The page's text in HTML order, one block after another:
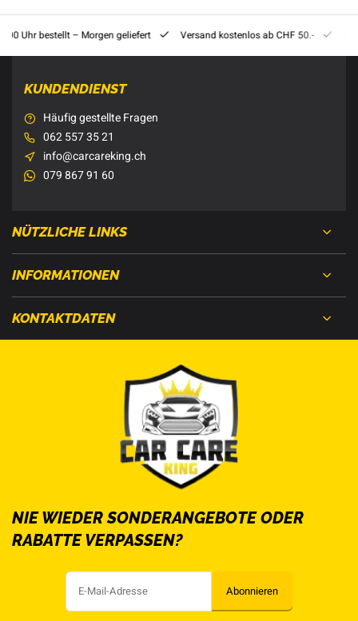
Uhr bestellt – Morgen geliefert Versand kostenlos ab CHF 50.-
KUNDENDIENST
Häufig gestellte Fragen
062 557 35 21
info@carcareking.ch
079 867 91 60
NÜTZLICHE LINKS
INFORMATIONEN
KONTAKTDATEN
NIE WIEDER SONDERANGEBOTE ODER
RABATTE VERPASSEN?
Abonnieren